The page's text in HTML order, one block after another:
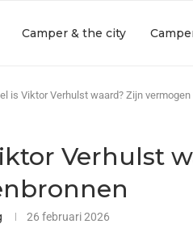
Camper & the city
is Viktor Verhulst waard? Zijn
Verhulst
26 februari 2026